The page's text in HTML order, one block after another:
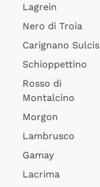
Lagrein
Nero di Troia
Carignano Sulcis
Schioppettino
Rosso di
Montalcino
Morgon
Lambrusco
Gamay
Lacrima